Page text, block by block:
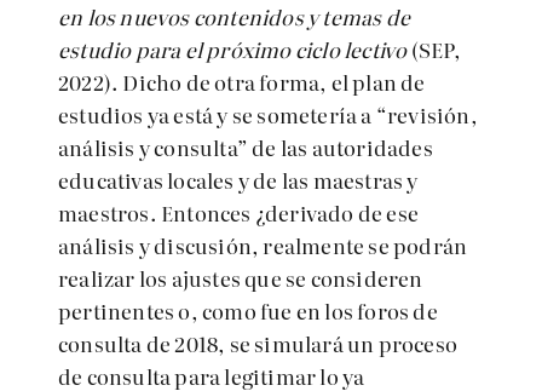
en los nuevos contenidos y temas de
estudio para el próximo ciclo lectivo(SEP,
2022). Dicho de otra forma, el plan de
estudios ya está y se sometería a “revisión,
análisis y consulta” de las autoridades
educativas locales y de las maestras y
maestros. Entonces ¿derivado de ese
análisis y discusión, realmente se podrán
realizar los ajustes que se consideren
pertinentes o, como fue en los foros de
consulta de 2018, se simulará un proceso
de consulta para legitimar lo ya